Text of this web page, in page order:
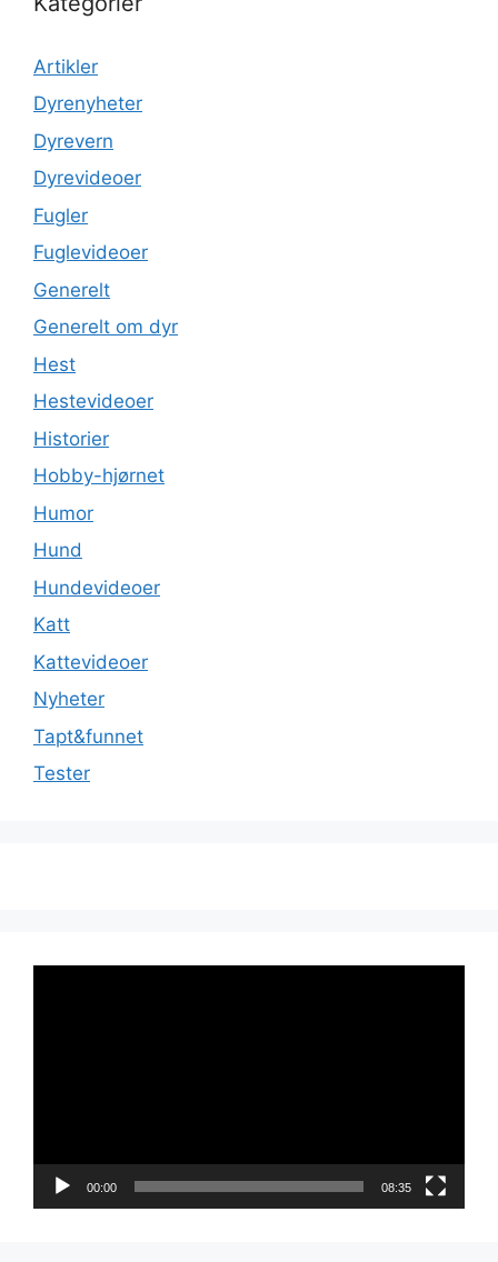
Artikler
Dyrenyheter
Dyrevern
Dyrevideoer
Fugler
Fuglevideoer
Generelt
Generelt om dyr
Hest
Hestevideoer
Historier
Hobby-hjørnet
Humor
Hund
Hundevideoer
Katt
Kattevideoer
Nyheter
Tapt&funnet
Tester
00:00 08:35